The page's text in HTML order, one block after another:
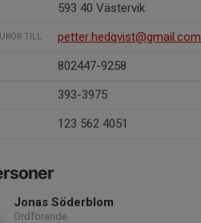
593 40 Västervik
TILL petter.hedqvist@gmail.com
802447-9258
393-3975
123 562 4051
Jonas Söderblom
Ordförande